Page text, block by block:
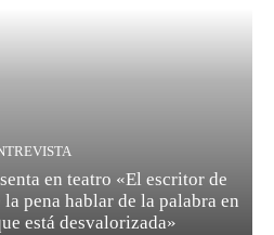
en teatro «El escritor de
pena hablar de la palabra en
está desvalorizada»